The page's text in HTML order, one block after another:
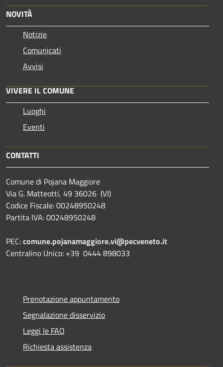
NOVITÀ
Notizie
Comunicati
Avvisi
VIVERE IL COMUNE
Luoghi
Eventi
CONTATTI
Comune di Pojana Maggiore
Via G. Matteotti, 49 36026 (VI)
Codice Fiscale: 00248950248
Partita IVA: 00248950248
PEC:comune.pojanamaggiore.vi@pecveneto.it
Centralino Unico: +39 0444 898033
Prenotazione appuntamento
Segnalazione disservizio
Leggi le FAQ
Richiesta assistenza